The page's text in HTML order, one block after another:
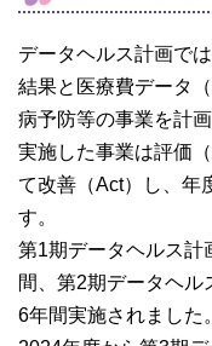
データヘルス計画で
結果と医療費データ
病予防等の事業を計
実施した事業は評価
て改善（Act）し、年
す。
第1期データヘルス計
間、第2期データヘ
6年間実施されました。